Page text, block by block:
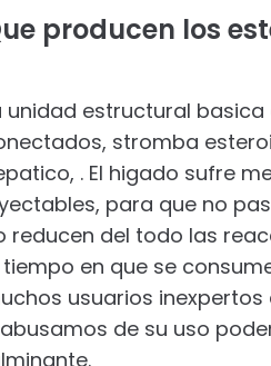
producen los
unidad estructural
stromba
. El higado sufre
para que no
reducen del todo las
tiempo en que se
usuarios
de su uso